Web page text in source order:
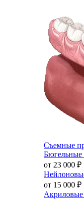
Съемные
Бюгельные
от 23 000 ₽
от 15 000 ₽
Акриловые